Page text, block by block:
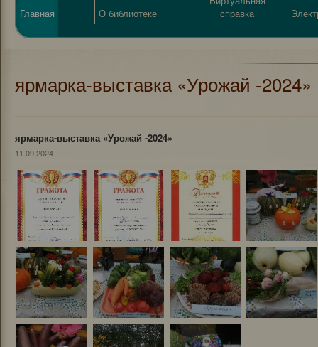
Главная О библиотеке
справка
ярмарка-выставка «Урожай -2024»
ярмарка-выставка «Урожай -2024»
11.09.2024